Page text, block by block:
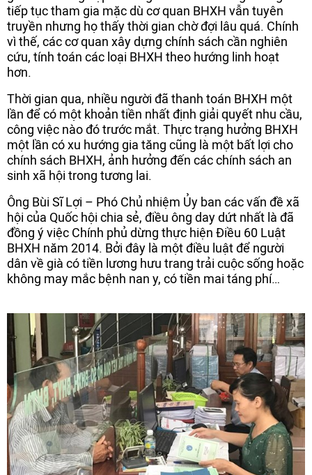
tiếp tục tham gia mặc dù cơ quan BHXH vẫn tuyên
truyền nhưng họ thấy thời gian chờ đợi lâu quá. Chính
vì thế, các cơ quan xây dựng chính sách cần nghiên
cứu, tính toán các loại BHXH theo hướng linh hoạt
hơn.
Thời gian qua, nhiều người đã thanh toán BHXH một
lần để có một khoản tiền nhất định giải quyết nhu cầu,
công việc nào đó trước mắt. Thực trạng hưởng BHXH
một lần có xu hướng gia tăng cũng là một bất lợi cho
chính sách BHXH, ảnh hưởng đến các chính sách an
sinh xã hội trong tương lai.
Ông Bùi Sĩ Lợi – Phó Chủ nhiệm Ủy ban các vấn đề xã
hội của Quốc hội chia sẻ, điều ông day dứt nhất là đã
đồng ý việc Chính phủ dừng thực hiện Điều 60 Luật
BHXH năm 2014. Bởi đây là một điều luật để người
dân về già có tiền lương hưu trang trải cuộc sống hoặc
không may mắc bệnh nan y, có tiền mai táng phí…